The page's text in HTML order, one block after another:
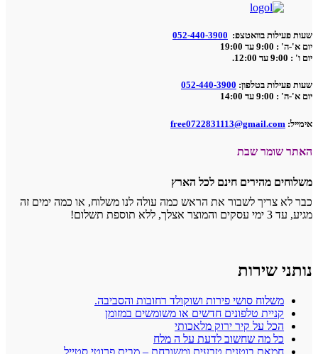
שעות פעילות בוואטצפ: 052-440-3900
יום א'-ה' : 9:00 עד 19:00
יום ו' : 9:00 עד 12:00.
שעות פעילות בטלפון: 052-440-3900
יום א'-ה' : 9:00 עד 14:00
אימייל: free0722831113@gmail.com
האתר שומר שבת
משלוחים מהירים חינם לכל הארץ
כבר לא צריך לשבור את הראש כמה עולה לנו משלוח, או כמה ימים זה
מגיע, עד 3 ימי עסקים והמוצר אצלך, ללא תוספת תשלום!
נותני שירות
משלוח סושי פירות ושוקולד רחובות והסביבה.
קניית טלפונים חדשים או משומשים במזומן
הכל על קיר ירוק מלאכותי
כל מה שחשוב לדעת על ה מלח
חמאת בוטנים טבעית ומשובחת – מבית פרוטי סטייל